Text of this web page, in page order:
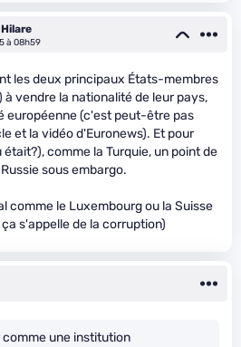
à 08h59
les deux principaux États-membres
à vendre la nationalité de leur pays,
européenne (c'est peut-être pas
et la vidéo d'Euronews). Et pour
comme la Turquie, un point de
sous embargo.
comme le Luxembourg ou la Suisse
s'appelle de la corruption)
une institution